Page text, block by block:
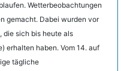
Wetterbeobachtungen
gemacht. Dabei wurden vor
die sich bis heute als
erhalten haben. Vom 14. auf
tägliche